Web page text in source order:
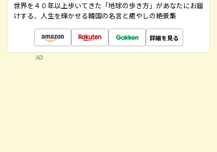
世界を４０年以上歩いてきた「地球の歩き方」があなたにお届
けする、人生を輝かせる韓国の名言と癒やしの絶景集
詳細を見る
AD